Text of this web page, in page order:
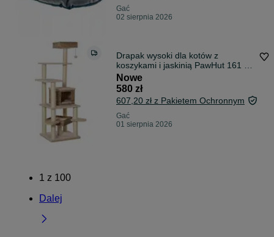
Gać
02 sierpnia 2026
Drapak wysoki dla kotów z
koszykami i jaskinią PawHut 161 -
220 cm
Nowe
580 zł
607,20 zł z Pakietem Ochronnym
Gać
01 sierpnia 2026
1 z 100
Dalej